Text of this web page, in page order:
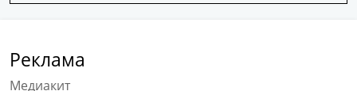
Реклама
Медиакит